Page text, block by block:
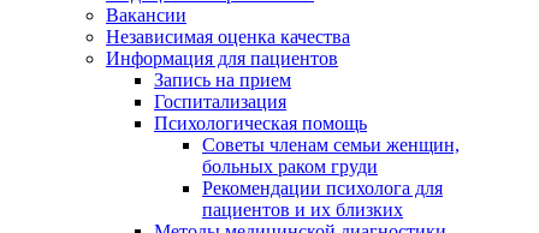
Вакансии
Независимая оценка качества
Информация для пациентов
Запись на прием
Госпитализация
Психологическая помощь
Советы членам семьи женщин,
больных раком груди
Рекомендации психолога для
пациентов и их близких